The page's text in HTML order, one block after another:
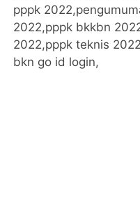
pppk
2022,pppk bkkbn
2022,pppk teknis
bkn go id login,